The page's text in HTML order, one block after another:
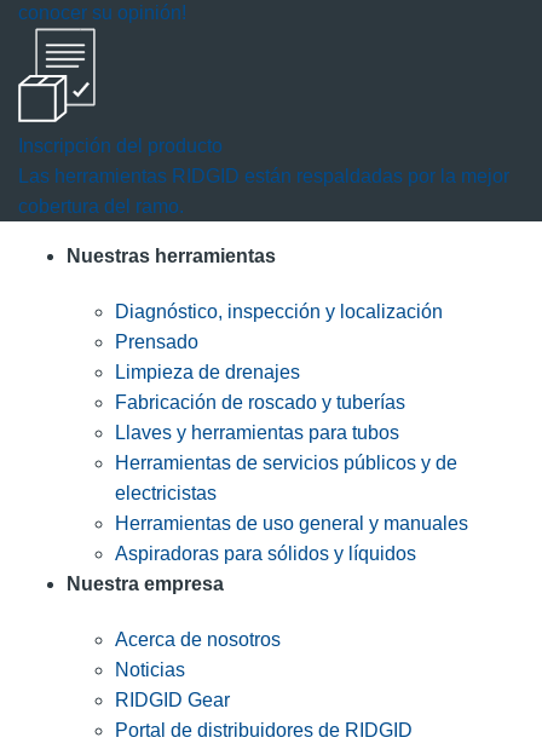
conocer su opinión!
Inscripción del producto
Las herramientas RIDGID están respaldadas por la mejor
cobertura del ramo.
Nuestras herramientas
Diagnóstico, inspección y localización
Prensado
Limpieza de drenajes
Fabricación de roscado y tuberías
Llaves y herramientas para tubos
Herramientas de servicios públicos y de
electricistas
Herramientas de uso general y manuales
Aspiradoras para sólidos y líquidos
Nuestra empresa
Acerca de nosotros
Noticias
RIDGID Gear
Portal de distribuidores de RIDGID